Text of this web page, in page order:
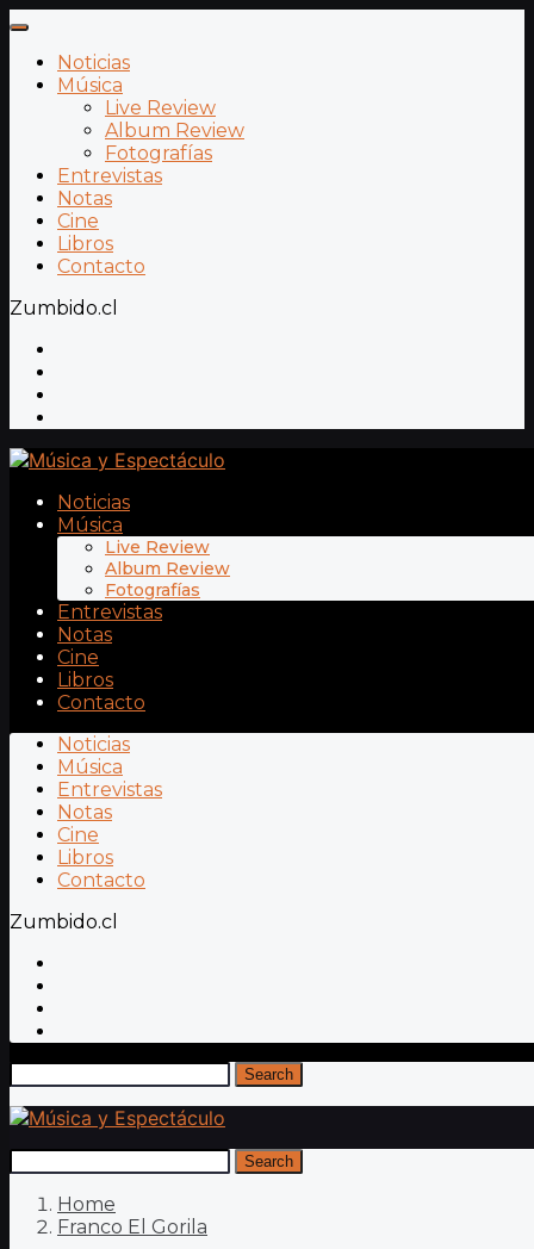
Noticias
Música
Live Review
Album Review
Fotografías
Entrevistas
Notas
Cine
Libros
Contacto
Zumbido.cl
Noticias
Música
Live Review
Album Review
Fotografías
Entrevistas
Notas
Cine
Libros
Contacto
Noticias
Música
Entrevistas
Notas
Cine
Libros
Contacto
Zumbido.cl
Search
Search
Home
Franco El Gorila